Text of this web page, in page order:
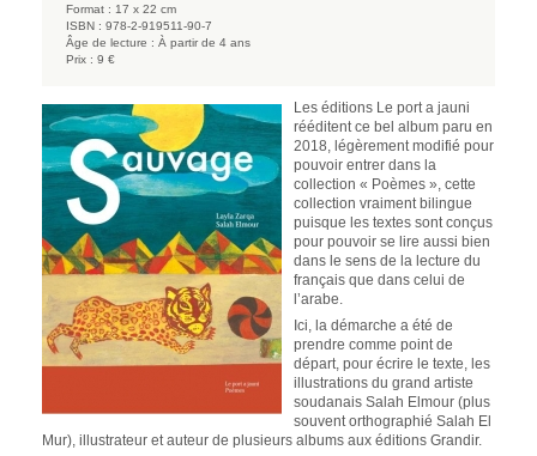
Format : 17 x 22 cm
ISBN : 978-2-919511-90-7
Âge de lecture : À partir de 4 ans
Prix : 9 €
Les éditions Le port a jauni
rééditent ce bel album paru en
2018, légèrement modifié pour
pouvoir entrer dans la
collection « Poèmes », cette
collection vraiment bilingue
puisque les textes sont conçus
pour pouvoir se lire aussi bien
dans le sens de la lecture du
français que dans celui de
l’arabe.
Ici, la démarche a été de
prendre comme point de
départ, pour écrire le texte, les
illustrations du grand artiste
soudanais Salah Elmour (plus
souvent orthographié Salah El
Mur), illustrateur et auteur de plusieurs albums aux éditions Grandir.